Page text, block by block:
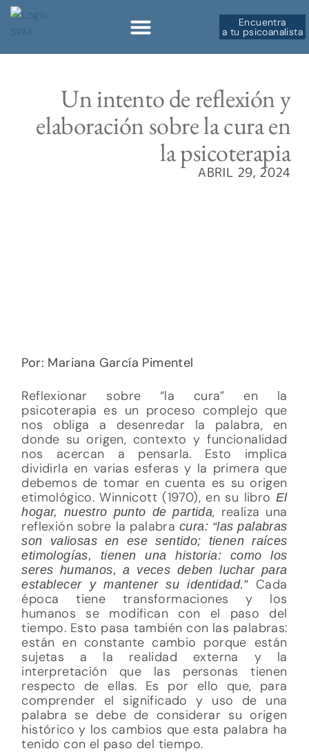
Encuentra
a tu psicoanalista
Un intento de reflexión y
elaboración sobre la cura en
la psicoterapia
ABRIL 29, 2024
Por: Mariana García Pimentel
Reflexionar sobre “la cura” en la
psicoterapia es un proceso complejo que
nos obliga a desenredar la palabra, en
donde su origen, contexto y funcionalidad
nos acercan a pensarla. Esto implica
dividirla en varias esferas y la primera que
debemos de tomar en cuenta es su origen
etimológico. Winnicott (1970), en su libro El
hogar, nuestro punto de partida, realiza una
reflexión sobre la palabracura: “las palabras
son valiosas en ese sentido; tienen raíces
etimologías, tienen una historia: como los
seres humanos, a veces deben luchar para
establecer y mantener su identidad.”Cada
época tiene transformaciones y los
humanos se modifican con el paso del
tiempo. Esto pasa también con las palabras:
están en constante cambio porque están
sujetas a la realidad externa y la
interpretación que las personas tienen
respecto de ellas. Es por ello que, para
comprender el significado y uso de una
palabra se debe de considerar su origen
histórico y los cambios que esta palabra ha
tenido con el paso del tiempo.